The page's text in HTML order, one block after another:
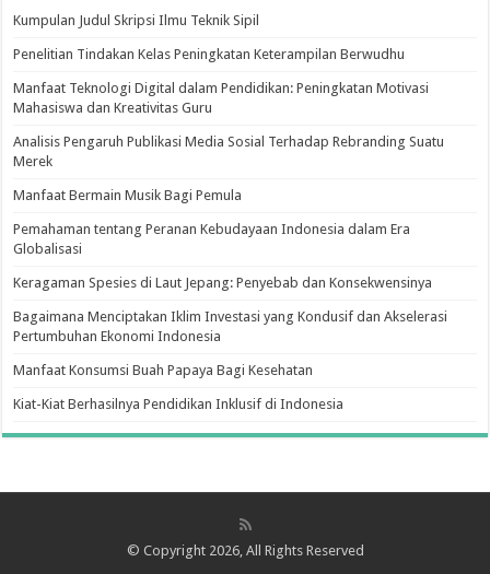
Kumpulan Judul Skripsi Ilmu Teknik Sipil
Penelitian Tindakan Kelas Peningkatan Keterampilan Berwudhu
Manfaat Teknologi Digital dalam Pendidikan: Peningkatan Motivasi
Mahasiswa dan Kreativitas Guru
Analisis Pengaruh Publikasi Media Sosial Terhadap Rebranding Suatu
Merek
Manfaat Bermain Musik Bagi Pemula
Pemahaman tentang Peranan Kebudayaan Indonesia dalam Era
Globalisasi
Keragaman Spesies di Laut Jepang: Penyebab dan Konsekwensinya
Bagaimana Menciptakan Iklim Investasi yang Kondusif dan Akselerasi
Pertumbuhan Ekonomi Indonesia
Manfaat Konsumsi Buah Papaya Bagi Kesehatan
Kiat-Kiat Berhasilnya Pendidikan Inklusif di Indonesia
© Copyright 2026, All Rights Reserved